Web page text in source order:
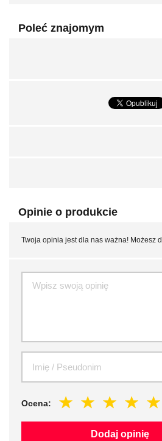
Poleć znajomym
Opinie o produkcie
Twoja opinia jest dla nas ważna! Możesz
Ocena:
Dodaj opinię